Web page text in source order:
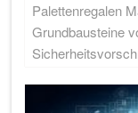
Palettenregalen
Grundbausteine